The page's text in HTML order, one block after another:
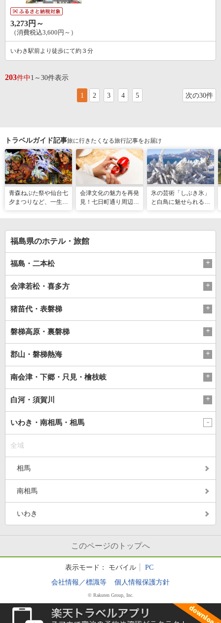
3,273円～
（消費税込3,600円～）
いわき駅前より徒歩にて約３分
203件中1～30件表示
1 2 3 4 5 次の30件
トラベルガイド記事旅に行きたくなる旅行記事をお届け
青森ねぶた祭や仙台七
夕まつりなど、一生に
会津文化の魅力を再発
見！七日町通り周辺の
氷の芸術「しぶき氷」
と白鳥に魅せられる！
スポットも
福島県のホテル・旅館
福島・二本松
会津若松・喜多方
猪苗代・表磐梯
磐梯高原・裏磐梯
郡山・磐梯熱海
南会津・下郷・只見・檜枝岐
白河・須賀川
いわき・南相馬・相馬
全域
相馬
南相馬
いわき
このページのトップへ
表示モード： モバイル
PC
会社情報／標識等
個人情報保護方針
© Rakuten Group, Inc.